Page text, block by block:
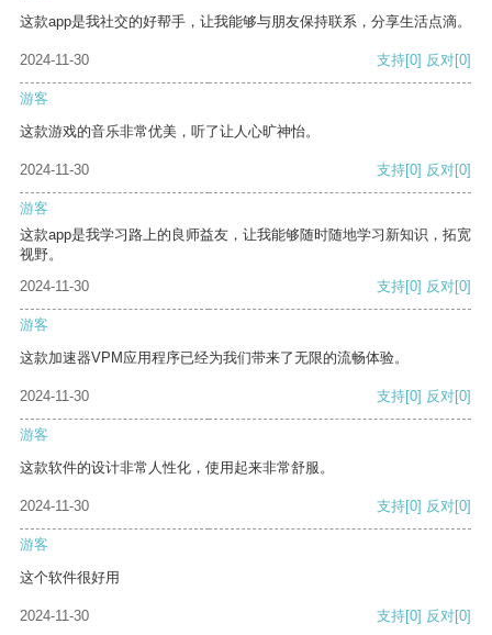
这款app是我社交的好帮手，让我能够与朋友保持联系，分享生活点滴。
2024-11-30 支持[0] 反对[0]
游客
这款游戏的音乐非常优美，听了让人心旷神怡。
2024-11-30 支持[0] 反对[0]
游客
这款app是我学习路上的良师益友，让我能够随时随地学习新知识，拓宽
视野。
2024-11-30
支持[0] 反对[0]
游客
这款加速器VPM应用程序已经为我们带来了无限的流畅体验。
2024-11-30 支持[0] 反对[0]
游客
这款软件的设计非常人性化，使用起来非常舒服。
2024-11-30 支持[0] 反对[0]
游客
这个软件很好用
2024-11-30 支持[0] 反对[0]